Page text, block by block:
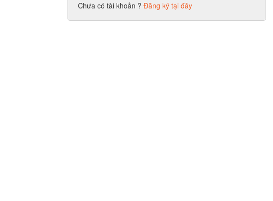
Chưa có tài khoản ? Đăng ký tại đây